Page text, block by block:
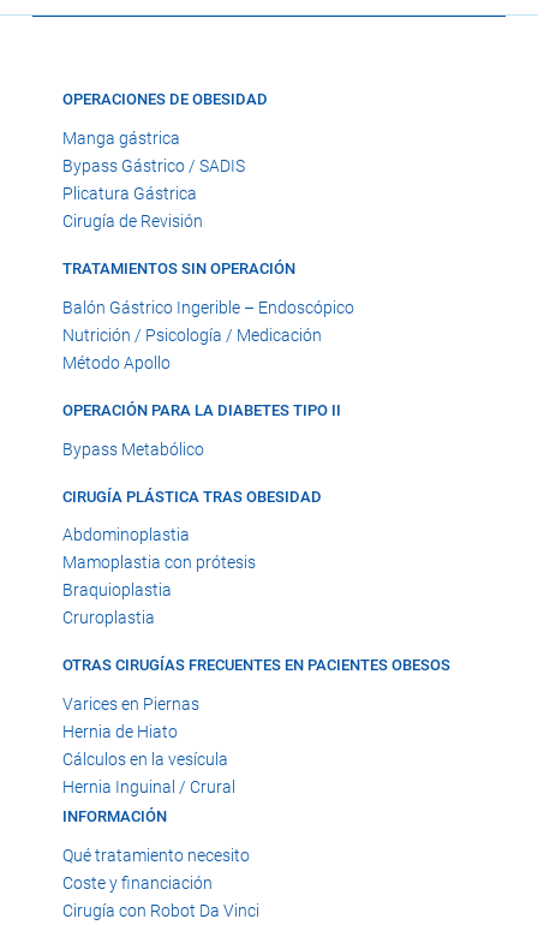
OPERACIONES DE OBESIDAD
Manga gástrica
Bypass Gástrico / SADIS
Plicatura Gástrica
Cirugía de Revisión
TRATAMIENTOS SIN OPERACIÓN
Balón Gástrico Ingerible – Endoscópico
Nutrición / Psicología / Medicación
Método Apollo
OPERACIÓN PARA LA DIABETES TIPO II
Bypass Metabólico
CIRUGÍA PLÁSTICA TRAS OBESIDAD
Abdominoplastia
Mamoplastia con prótesis
Braquioplastia
Cruroplastia
OTRAS CIRUGÍAS FRECUENTES EN PACIENTES OBESOS
Varices en Piernas
Hernia de Hiato
Cálculos en la vesícula
Hernia Inguinal / Crural
INFORMACIÓN
Qué tratamiento necesito
Coste y financiación
Cirugía con Robot Da Vinci